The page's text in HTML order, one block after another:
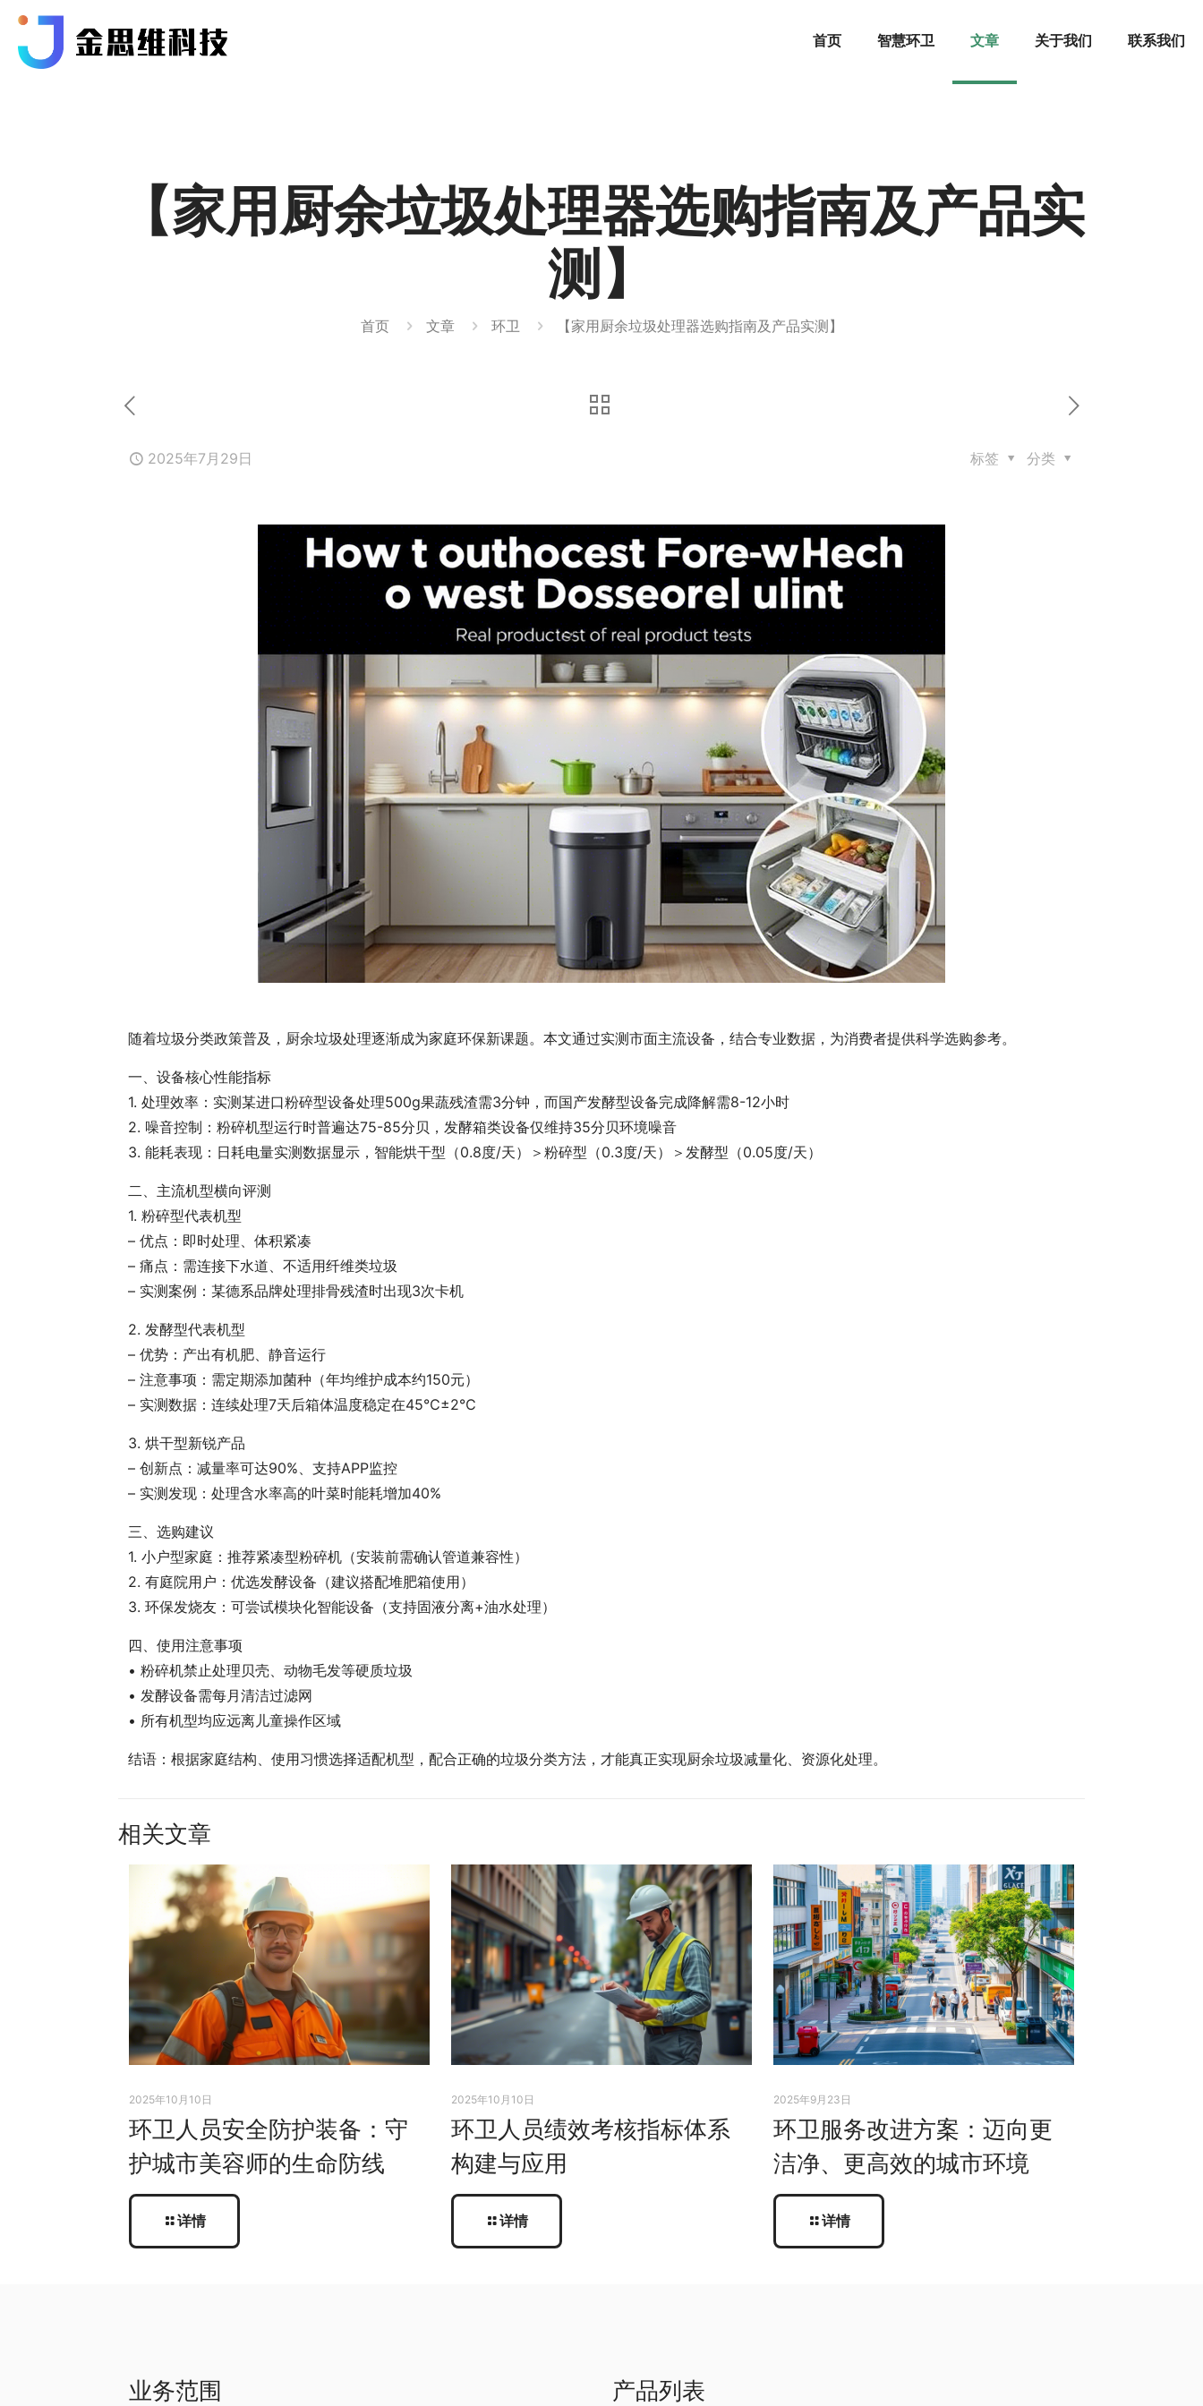
首页 智慧环卫 文章 关于我们 联系我们
【家用厨余垃圾处理器选购指南及产品实
测】
首页 文章 环卫 【家用厨余垃圾处理器选购指南及产品实测】
2025年7月29日 分类
标签
随着垃圾分类政策普及，厨余垃圾处理逐渐成为家庭环保新课题。本文通过实测市面主流设备，结合专业数据，为消费者提供科学选购参考。
一、设备核心性能指标
1. 处理效率：实测某进口粉碎型设备处理500g果蔬残渣需3分钟，而国产发酵型设备完成降解需8-12小时
2. 噪音控制：粉碎机型运行时普遍达75-85分贝，发酵箱类设备仅维持35分贝环境噪音
3. 能耗表现：日耗电量实测数据显示，智能烘干型（0.8度/天）＞粉碎型（0.3度/天）＞发酵型（0.05度/天）
二、主流机型横向评测
1. 粉碎型代表机型
– 优点：即时处理、体积紧凑
– 痛点：需连接下水道、不适用纤维类垃圾
– 实测案例：某德系品牌处理排骨残渣时出现3次卡机
2. 发酵型代表机型
– 优势：产出有机肥、静音运行
– 注意事项：需定期添加菌种（年均维护成本约150元）
– 实测数据：连续处理7天后箱体温度稳定在45℃±2℃
3. 烘干型新锐产品
– 创新点：减量率可达90%、支持APP监控
– 实测发现：处理含水率高的叶菜时能耗增加40%
三、选购建议
1. 小户型家庭：推荐紧凑型粉碎机（安装前需确认管道兼容性）
2. 有庭院用户：优选发酵设备（建议搭配堆肥箱使用）
3. 环保发烧友：可尝试模块化智能设备（支持固液分离+油水处理）
四、使用注意事项
• 粉碎机禁止处理贝壳、动物毛发等硬质垃圾
• 发酵设备需每月清洁过滤网
• 所有机型均应远离儿童操作区域
结语：根据家庭结构、使用习惯选择适配机型，配合正确的垃圾分类方法，才能真正实现厨余垃圾减量化、资源化处理。
相关文章
2025年10月10日
环卫人员安全防护装备：守
护城市美容师的生命防线
详情
2025年10月10日
环卫人员绩效考核指标体系
构建与应用
详情
2025年9月23日
环卫服务改进方案：迈向更
洁净、更高效的城市环境
详情
业务范围 产品列表